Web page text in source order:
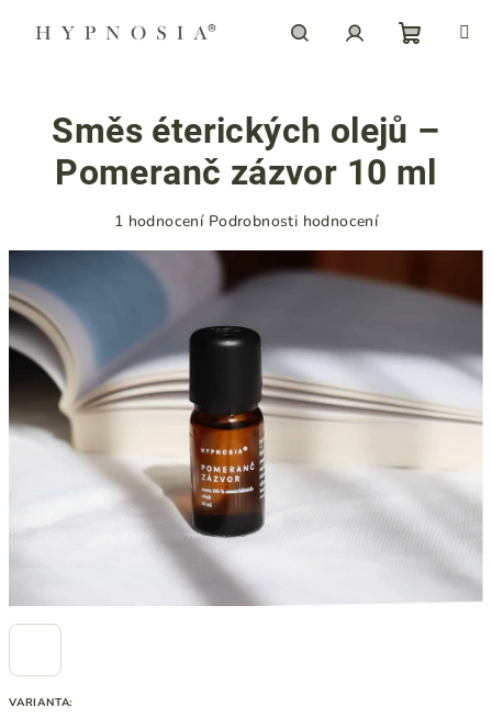
košík
VARIANTA:
Směs éterických olejů –
Pomeranč zázvor 10 ml
je
5,0
z
5
hvězdiček.
1 hodnocení Podrobnosti hodnocení